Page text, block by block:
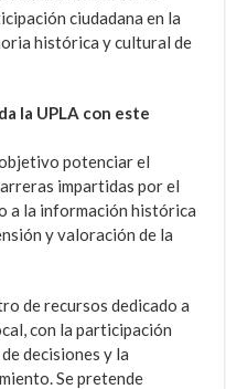
ciudadana en la
histórica y cultural de
la UPLA con este
potenciar el
impartidas por el
a la información histórica
y valoración de la
de recursos dedicado a
con la participación
decisiones y la
Se pretende